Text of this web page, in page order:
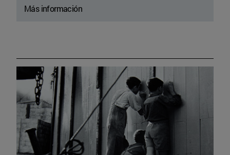
Más información